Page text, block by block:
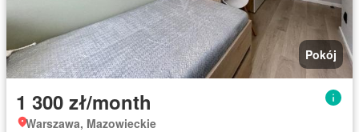
Pokój
1 300 zł/month
Warszawa, Mazowieckie